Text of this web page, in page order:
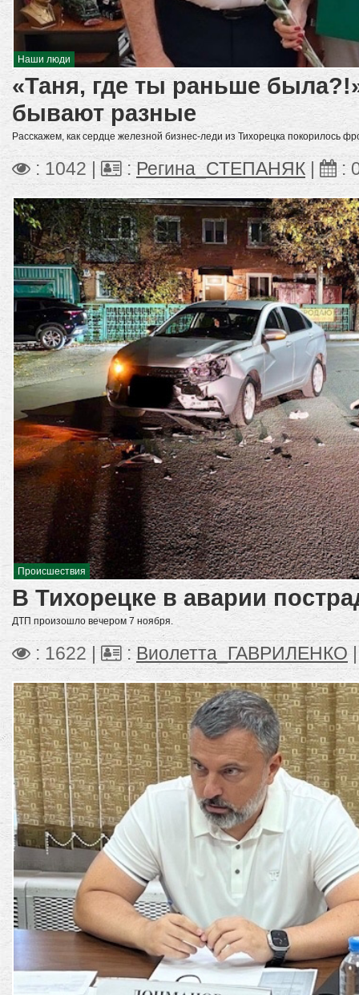
Наши люди
«Таня, где ты раньше
бывают разные
Расскажем, как сердце железной бизнес-леди из Тихорецка покорилось
: 1042 | :Регина_СТЕПАНЯК| :
Происшествия
В Тихорецке в аварии
ДТП произошло вечером 7 ноября.
: 1622 | :Виолетта_ГАВРИЛЕНКО